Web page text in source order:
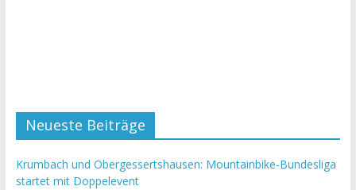
Neueste Beiträge
Krumbach und Obergessertshausen: Mountainbike-Bundesliga
startet mit Doppelevent